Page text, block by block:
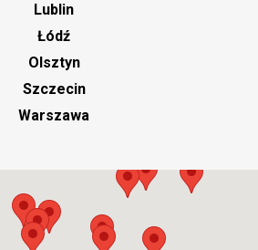
Lublin
Łódź
Olsztyn
Szczecin
Warszawa